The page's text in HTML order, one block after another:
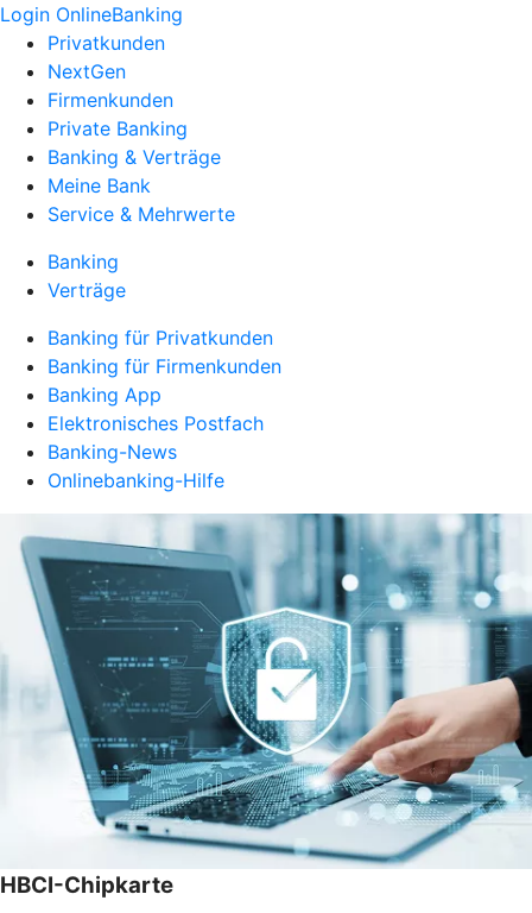
Login OnlineBanking
Privatkunden
NextGen
Firmenkunden
Private Banking
Banking & Verträge
Meine Bank
Service & Mehrwerte
Banking
Verträge
Banking für Privatkunden
Banking für Firmenkunden
Banking App
Elektronisches Postfach
Banking-News
Onlinebanking-Hilfe
HBCI-Chipkarte